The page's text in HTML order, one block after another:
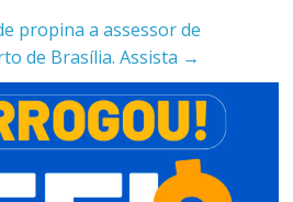
propina a assessor de
de Brasília. Assista →